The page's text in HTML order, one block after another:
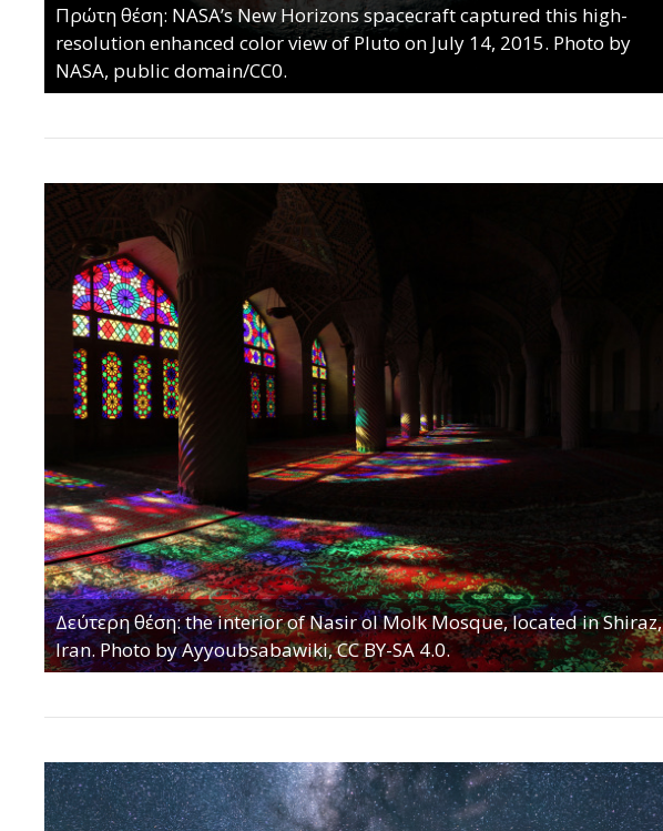
Πρώτη θέση: NASA’s New Horizons spacecraft captured this high-
resolution enhanced color view of Pluto on July 14, 2015. Photo by
NASA, public domain/CC0.
Δεύτερη θέση: the interior of Nasir ol Molk Mosque, located in Shiraz,
Iran. Photo by Ayyoubsabawiki, CC BY-SA 4.0.